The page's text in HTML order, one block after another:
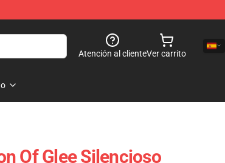
Atención al clienteVer carrito
Of Glee Silencioso